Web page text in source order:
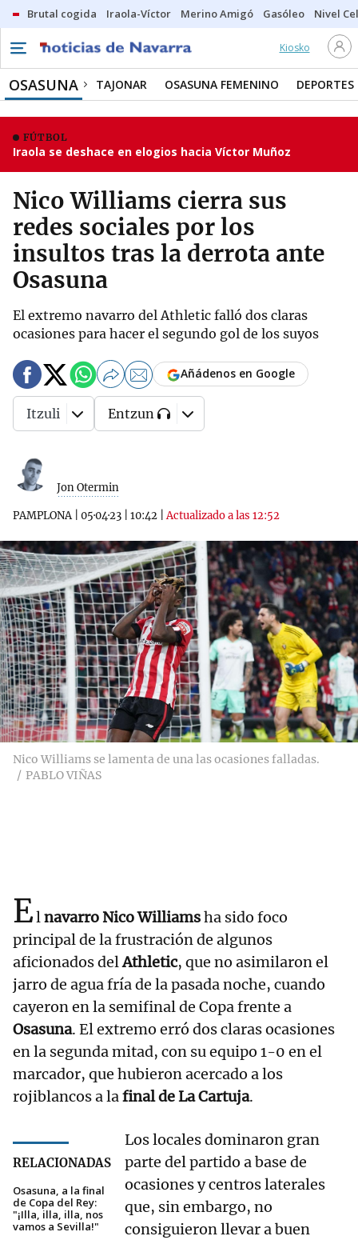
Brutal cogida Iraola-Víctor Merino Amigó Gasóleo Nivel
Kiosko
OSASUNA TAJONAR OSASUNA FEMENINO DEPORTES
FÚTBOL
Iraola se deshace en elogios hacia Víctor Muñoz
Nico Williams cierra sus
redes sociales por los
insultos tras la derrota ante
Osasuna
El extremo navarro del Athletic falló dos claras
ocasiones para hacer el segundo gol de los suyos
Jon Otermin
PAMPLONA| 05·04·23 10:42 |Actualizado a las 12:52
Añádenos en Google
Itzuli Entzun
Nico Williams se lamenta de una las ocasiones falladas.
PABLO VIÑAS
Elnavarro Nico Williamsha sido foco
principal de la frustración de algunos
aficionados delAthletic, que no asimilaron el
jarro de agua fría de la pasada noche, cuando
cayeron en la semifinal de Copa frente a
Osasuna. El extremo erró dos claras ocasiones
en la segunda mitad, con su equipo 1-0 en el
marcador, que hubieron acercado a los
rojiblancos a lafinal de La Cartuja.
RELACIONADAS
Osasuna, a la final
de Copa del Rey:
"¡Illa, illa, illa, nos
vamos a Sevilla!"
Los locales dominaron gran
parte del partido a base de
ocasiones y centros laterales
que, sin embargo, no
consiguieron llevar a buen